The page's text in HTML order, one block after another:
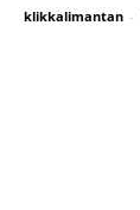
klikkalimantan -